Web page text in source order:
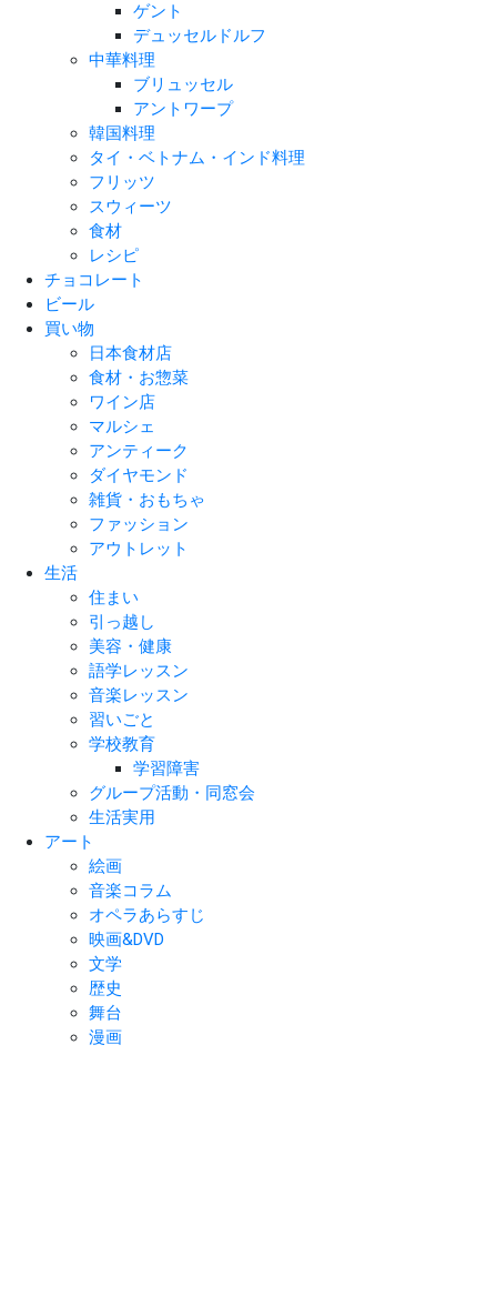
ゲント
デュッセルドルフ
中華料理
ブリュッセル
アントワープ
韓国料理
タイ・ベトナム・インド料理
フリッツ
スウィーツ
食材
レシピ
チョコレート
ビール
買い物
日本食材店
食材・お惣菜
ワイン店
マルシェ
アンティーク
ダイヤモンド
雑貨・おもちゃ
ファッション
アウトレット
生活
住まい
引っ越し
美容・健康
語学レッスン
音楽レッスン
習いごと
学校教育
学習障害
グループ活動・同窓会
生活実用
アート
絵画
音楽コラム
オペラあらすじ
映画&DVD
文学
歴史
舞台
漫画